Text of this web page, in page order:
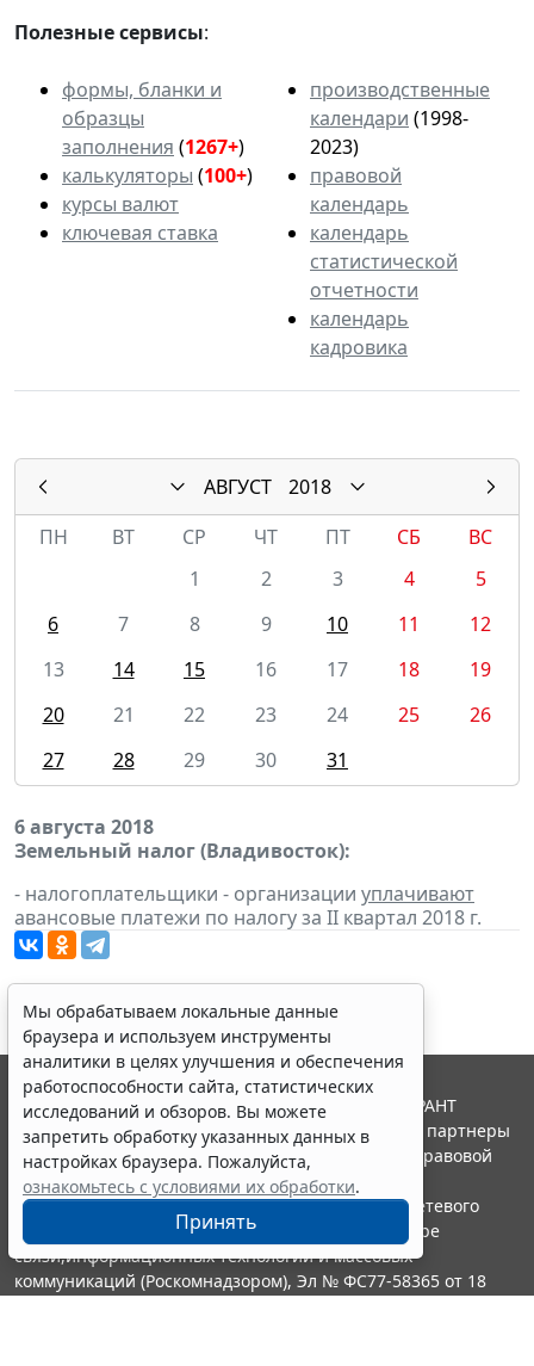
Полезные сервисы:
формы, бланки и
образцы
заполнения (1267+)
калькуляторы (100+)
курсы валют
ключевая ставка
производственные
календари (1998-
2023)
правовой
календарь
календарь
статистической
отчетности
календарь
кадровика
АВГУСТ
2018
ПН
ВТ СР ЧТ ПТ СБ
ВС
1
2 3 4
5
6
7 8 9 10 11
12
13
14 15 16 17 18
19
20
21 22 23 24 25
26
27
28 29 30 31
6 августа 2018
Земельный налог (Владивосток):
- налогоплательщики - организации уплачивают
авансовые платежи по налогу за II квартал 2018 г.
Мы обрабатываем локальные данные
браузера и используем инструменты
аналитики в целях улучшения и обеспечения
работоспособности сайта, статистических
исследований и обзоров. Вы можете
запретить обработку указанных данных в
настройках браузера. Пожалуйста,
ознакомьтесь с условиями их обработки.
Принять
© ООО "НПП "ГАРАНТ-СЕРВИС", 2026. Система ГАРАНТ
выпускается с 1990 года. Компания "Гарант" и ее партнеры
являются участниками Российской ассоциации правовой
информации ГАРАНТ.
Портал ГАРАНТ.РУ зарегистрирован в качестве сетевого
издания Федеральной службой по надзору в сфере
связи,информационных технологий и массовых
коммуникаций (Роскомнадзором), Эл № ФС77-58365 от 18